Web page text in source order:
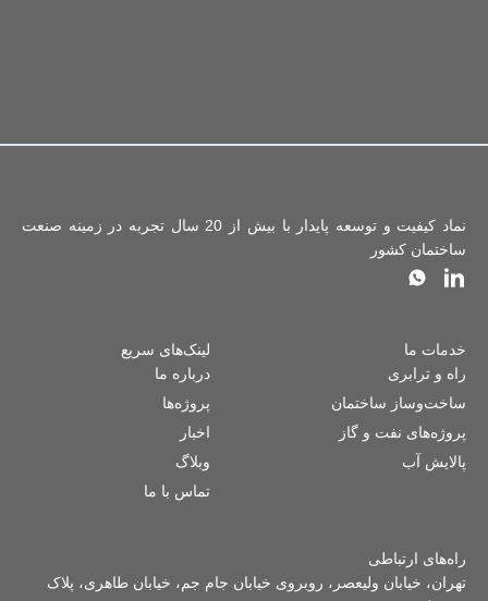
نماد کیفیت و توسعه پایدار با بیش از 20 سال تجربه در زمینه صنعت
ساختمان کشور
خدمات ما
راه و ترابری
ساخت‌وساز ساختمان
پروژه‌های نفت و گاز
پالایش آب
لینک‌های سریع
درباره ما
پروژه‌ها
اخبار
وبلاگ
تماس با ما
راه‌های ارتباطی
تهران، خیابان ولیعصر، روبروی خیابان جام جم، خیابان طاهری، پلاک